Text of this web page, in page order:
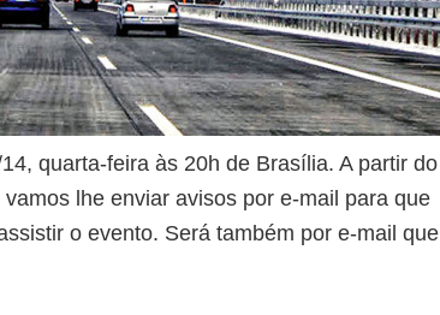
quarta-feira às 20h de Brasília. A partir do
lhe enviar avisos por e-mail para que
o evento. Será também por e-mail que